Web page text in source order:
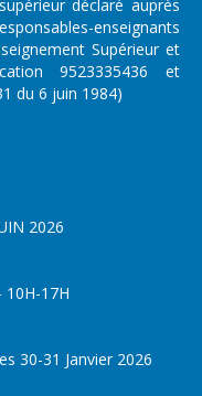
déclaré auprès
enseignants
Supérieur et
9523335436 et
du 6 juin 1984)
2026
10H-17H
30-31 Janvier 2026